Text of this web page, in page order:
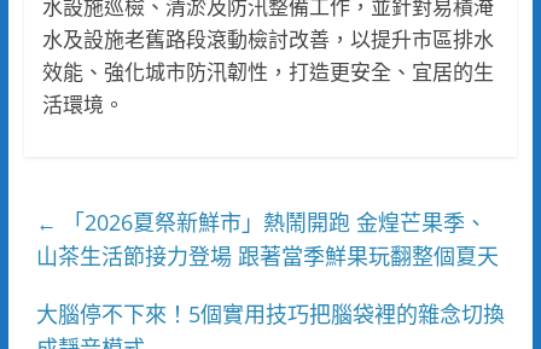
水設施巡檢、清淤及防汛整備工作，並針對易積淹
水及設施老舊路段滾動檢討改善，以提升市區排水
效能、強化城市防汛韌性，打造更安全、宜居的生
活環境。
←
「2026夏祭新鮮市」熱鬧開跑 金煌芒果季、
山茶生活節接力登場 跟著當季鮮果玩翻整個夏天
大腦停不下來！5個實用技巧把腦袋裡的雜念切換